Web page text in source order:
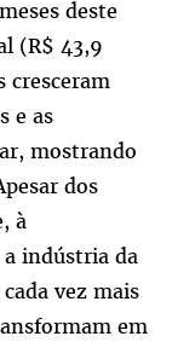
deste
(R$ 43,9
cresceram
e as
mostrando
dos
à
indústria da
vez mais
em